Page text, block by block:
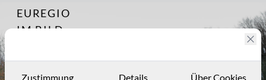
EUREGIO
IM BILD
Archiv
Archiv
Zustimmung Details Über Cookies